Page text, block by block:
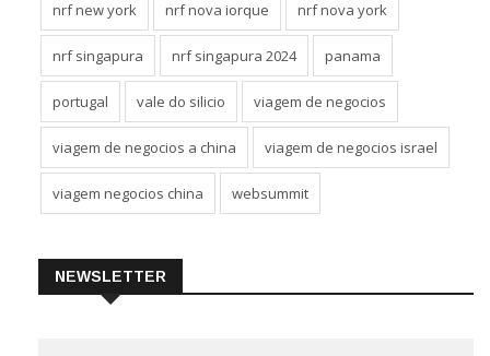
nrf singapura nrf singapura 2024 panama
portugal vale do silicio viagem de negocios
viagem de negocios a china viagem de negocios israel
viagem negocios china websummit